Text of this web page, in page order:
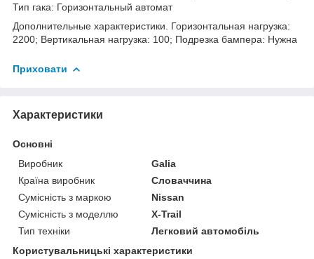
Тип гака: Горизонтальный автомат
Дополнительные характеристики. Горизонтальная нагрузка:
2200; Вертикальная нагрузка: 100; Подрезка бампера: Нужна
Приховати
Характеристики
Основні
Виробник
Galia
Країна виробник
Словаччина
Сумісність з маркою
Nissan
Сумісність з моделлю
X-Trail
Тип техніки
Легковий автомобіль
Користувальницькі характеристики